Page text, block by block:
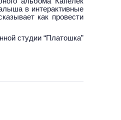
в интерактивные
как провести
студии “Платошка”